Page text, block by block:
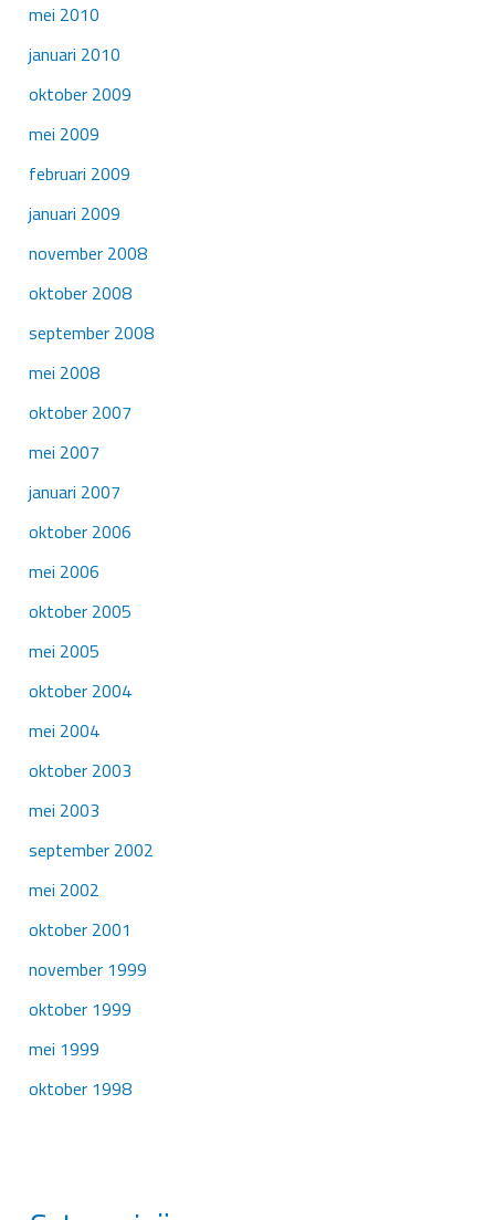
mei 2010
januari 2010
oktober 2009
mei 2009
februari 2009
januari 2009
november 2008
oktober 2008
september 2008
mei 2008
oktober 2007
mei 2007
januari 2007
oktober 2006
mei 2006
oktober 2005
mei 2005
oktober 2004
mei 2004
oktober 2003
mei 2003
september 2002
mei 2002
oktober 2001
november 1999
oktober 1999
mei 1999
oktober 1998